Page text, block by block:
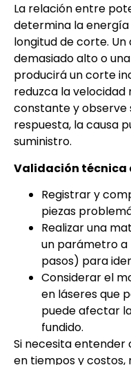
La relación entre
determina la
longitud de corte.
demasiado alto o
producirá un corte
reduzca la
constante y observe
respuesta, la causa
suministro.
Validación técnica
Registrar y
piezas
Realizar una
un parámetro a
pasos) para
Considerar el
en láseres que
puede afectar
fundido.
Si necesita
en tiempos y costos,